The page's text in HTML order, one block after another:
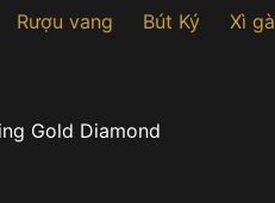
Rượu vang Bút Ký Xì gà
Gold Diamond